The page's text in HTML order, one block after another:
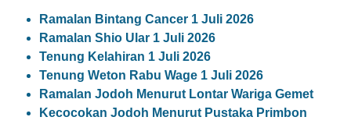
Ramalan Bintang Cancer 1 Juli 2026
Ramalan Shio Ular 1 Juli 2026
Tenung Kelahiran 1 Juli 2026
Tenung Weton Rabu Wage 1 Juli 2026
Ramalan Jodoh Menurut Lontar Wariga Gemet
Kecocokan Jodoh Menurut Pustaka Primbon